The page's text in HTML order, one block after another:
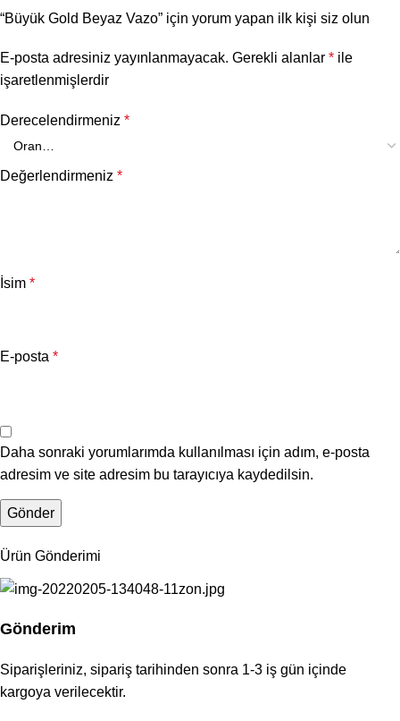
“Büyük Gold Beyaz Vazo” için yorum yapan ilk kişi siz olun
E-posta adresiniz yayınlanmayacak. Gerekli alanlar * ile
işaretlenmişlerdir
Derecelendirmeniz *
Değerlendirmeniz *
İsim *
E-posta *
Daha sonraki yorumlarımda kullanılması için adım, e-posta
adresim ve site adresim bu tarayıcıya kaydedilsin.
Ürün Gönderimi
Gönderim
Siparişleriniz, sipariş tarihinden sonra 1-3 iş gün içinde
kargoya verilecektir.